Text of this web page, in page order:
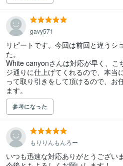
gavy571
リピートです。今回は前回と違うシ
た。
White canyonさんは対応が早く、こ
ジ通りに仕上げてくれるので、本当
って取り引きをして頂けるので、お
ます。
参考になった
もりりんもんろー
いつも迅速な対応ありがとうござい